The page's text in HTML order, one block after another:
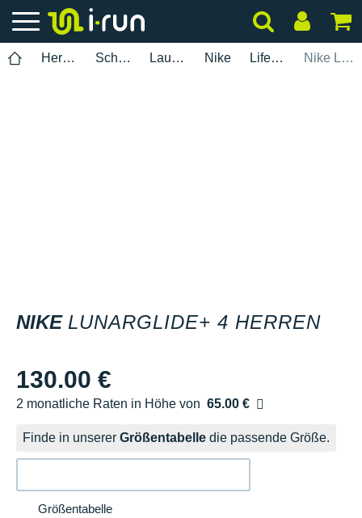
Herren Schuhe Laufen Nike Lifestyle Nike Lunarglide+ 4 Herren
NIKE LUNARGLIDE+ 4 HERREN
130.00 €
2 monatliche Raten in Höhe von 65.00 €
Ohne Zusatzkosten
Finde in unserer Größentabelle die passende Größe.
Größentabelle